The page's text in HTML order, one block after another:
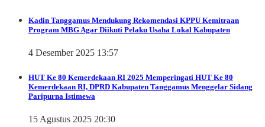
Kadin Tanggamus Mendukung Rekomendasi KPPU Kemitraan
Program MBG Agar Diikuti Pelaku Usaha Lokal Kabupaten
4 Desember 2025 13:57
HUT Ke 80 Kemerdekaan RI 2025 Memperingati HUT Ke 80
Kemerdekaan RI, DPRD Kabupaten Tanggamus Menggelar Sidang
Paripurna Istimewa
15 Agustus 2025 20:30